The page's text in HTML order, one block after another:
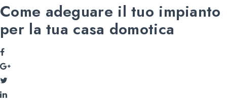
Come adeguare il tuo impianto
per la tua casa domotica